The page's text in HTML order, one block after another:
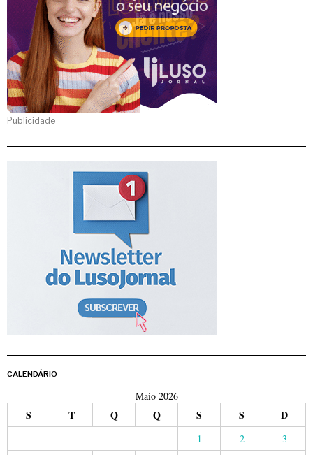
Publicidade
CALENDÁRIO
Maio 2026
S T Q Q S S D
1 2
3